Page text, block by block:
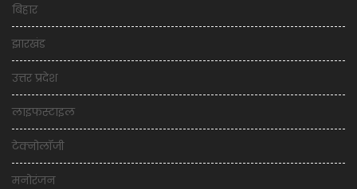
बिहार
झारखंड
उत्तर प्रदेश
लाइफस्टाइल
टेक्नोलॉजी
मनोरंजन